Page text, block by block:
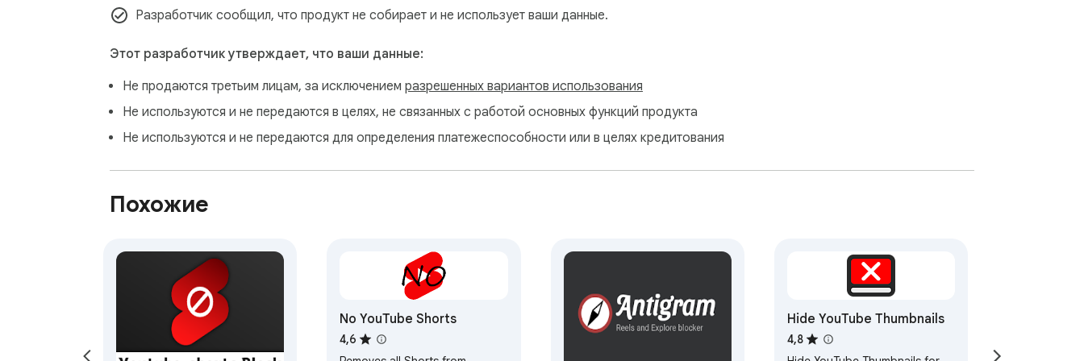
Разработчик сообщил, что продукт не собирает и не использует ваши данные.
Этот разработчик утверждает, что ваши данные:
Не продаются третьим лицам, за исключением разрешенных вариантов использования
Не используются и не передаются в целях, не связанных с работой основных функций продукта
Не используются и не передаются для определения платежеспособности или в целях кредитования
Похожие
No YouTube Shorts
4,6
Hide YouTube Thumbnails
4,8